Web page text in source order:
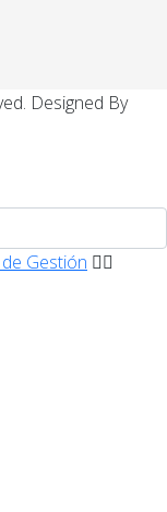
Designed By
Gestión